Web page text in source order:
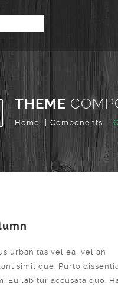
THEME
Home Components
urbanitas vel ea, vel an
similique. Purto
Eu labitur accusata quo.